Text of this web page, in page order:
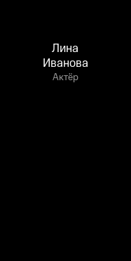
Лина
Иванова
Актёр